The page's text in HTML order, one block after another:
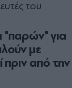
"παρών" για
με
από την
του